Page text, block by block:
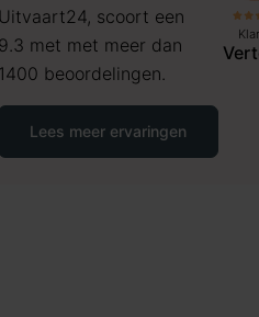
scoort een
met met meer dan
beoordelingen.
Lees meer ervaringen